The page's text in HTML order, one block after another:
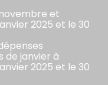
et
2025 et le 30
de janvier à
2025 et le 30